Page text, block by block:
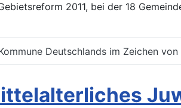
2011, bei der 18
Deutschlands im Zeichen von